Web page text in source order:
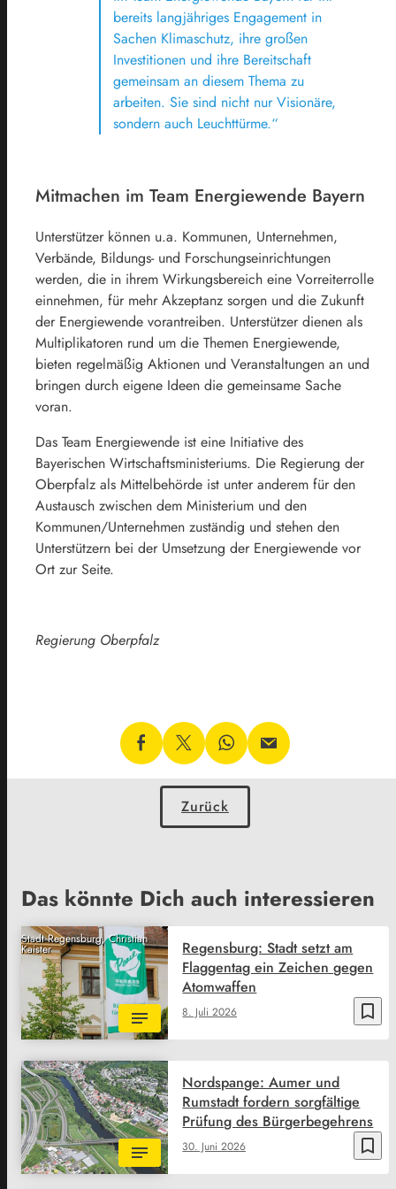
bereits langjähriges Engagement in
Sachen Klimaschutz, ihre großen
Investitionen und ihre Bereitschaft
gemeinsam an diesem Thema zu
arbeiten. Sie sind nicht nur Visionäre,
sondern auch Leuchttürme.“
Mitmachen im Team Energiewende Bayern
Unterstützer können u.a. Kommunen, Unternehmen,
Verbände, Bildungs- und Forschungseinrichtungen
werden, die in ihrem Wirkungsbereich eine Vorreiterrolle
einnehmen, für mehr Akzeptanz sorgen und die Zukunft
der Energiewende vorantreiben. Unterstützer dienen als
Multiplikatoren rund um die Themen Energiewende,
bieten regelmäßig Aktionen und Veranstaltungen an und
bringen durch eigene Ideen die gemeinsame Sache
voran.
Das Team Energiewende ist eine Initiative des
Bayerischen Wirtschaftsministeriums. Die Regierung der
Oberpfalz als Mittelbehörde ist unter anderem für den
Austausch zwischen dem Ministerium und den
Kommunen/Unternehmen zuständig und stehen den
Unterstützern bei der Umsetzung der Energiewende vor
Ort zur Seite.
Regierung Oberpfalz
Zurück
Das könnte Dich auch interessieren
Stadt Regensburg, Christian
Kaister
bookmark_border
8. Juli 2026
Regensburg: Stadt setzt am
Flaggentag ein Zeichen gegen
Atomwaffen
bookmark_border
30. Juni 2026
Nordspange: Aumer und
Rumstadt fordern sorgfältige
Prüfung des Bürgerbegehrens